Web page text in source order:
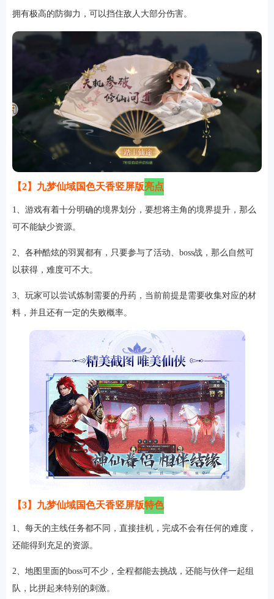
资讯
专题
排行
拥有极高的防御力，可以挡住敌人大部分伤害。
【2】九梦仙域国色天香竖屏版亮点
1、游戏有着十分明确的境界划分，要想将主角的境界提升，那么
可不能缺少资源。
2、各种酷炫的羽翼都有，只要参与了活动、boss战，那么自然可
以获得，难度可不大。
3、玩家可以尝试炼制需要的丹药，当前前提是需要收集对应的材
料，并且还有一定的失败概率。
【3】九梦仙域国色天香竖屏版特色
1、每天的主线任务都不同，直接挂机，完成不会有任何的难度，
还能得到充足的资源。
2、地图里面的boss可不少，全程都能去挑战，还能与伙伴一起组
队，比拼起来特别的刺激。